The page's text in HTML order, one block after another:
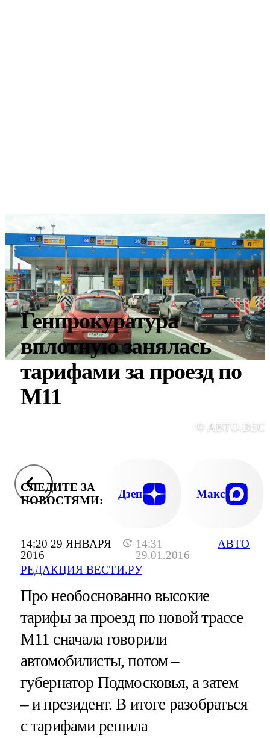
14:20 29 ЯНВАРЯ
2016
14:31
29.01.2016
РЕДАКЦИЯ ВЕСТИ.РУ
АВТО
Генпрокуратура
вплотную занялась
тарифами за проезд по
М11
©
СЛЕДИТЕ ЗА
НОВОСТЯМИ:
Дзен Макс
Про необоснованно высокие
тарифы за проезд по новой трассе
М11 сначала говорили
автомобилисты, потом –
губернатор Подмосковья, а затем
– и президент. В итоге разобраться
с тарифами решила